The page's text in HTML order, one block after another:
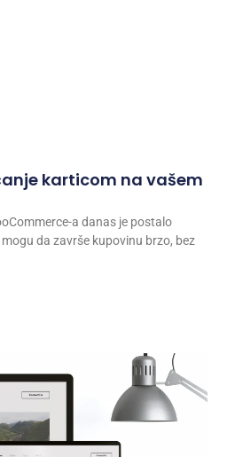
karticom na vašem
a danas je postalo
da završe kupovinu brzo, bez